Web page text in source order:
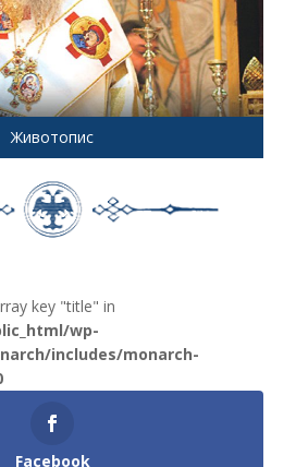
Животопис
key "title" in
wp-
includes/monarch-
Facebook